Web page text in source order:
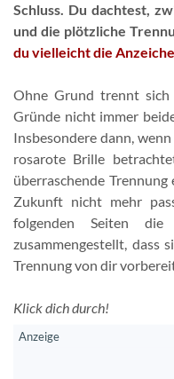
Schluss. Du dachtest,
und die plötzliche
du vielleicht die
Ohne Grund trennt
Gründe nicht immer
Insbesondere dann,
rosarote Brille
überraschende
Zukunft nicht mehr
folgenden Seiten die
zusammengestellt, dass
Trennung von dir
Klick dich durch!